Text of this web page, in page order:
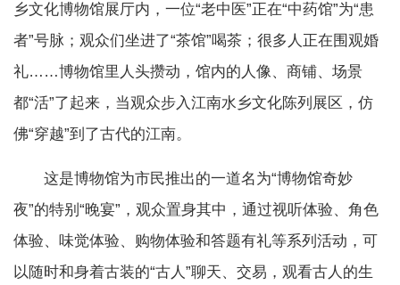
乡文化博物馆展厅内，一位“老中医”正在“中药馆”为“患
者”号脉；观众们坐进了“茶馆”喝茶；很多人正在围观婚
礼……博物馆里人头攒动，馆内的人像、商铺、场景
都“活”了起来，当观众步入江南水乡文化陈列展区，仿
佛“穿越”到了古代的江南。
这是博物馆为市民推出的一道名为“博物馆奇妙
夜”的特别“晚宴”，观众置身其中，通过视听体验、角色
体验、味觉体验、购物体验和答题有礼等系列活动，可
以随时和身着古装的“古人”聊天、交易，观看古人的生